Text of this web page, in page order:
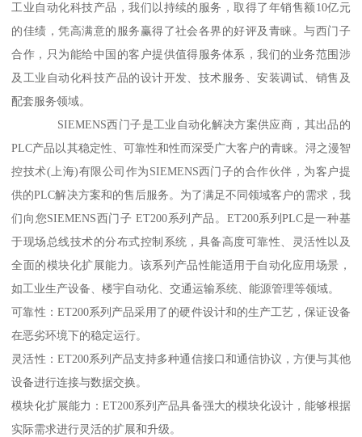
工业自动化科技产品，我们以持续的服务，取得了年销售额10亿元
的佳绩，凭高满意的服务赢得了社会各界的好评及青睐。与西门子
合作，只为能给中国的客户提供值得服务体系，我们的业务范围涉
及工业自动化科技产品的设计开发、技术服务、安装调试、销售及
配套服务领域。
SIEMENS西门子是工业自动化解决方案供应商，其出品的
PLC产品以其稳定性、可靠性和性而深受广大客户的青睐。浔之漫智
控技术(上海)有限公司作为SIEMENS西门子的合作伙伴，为客户提
供的PLC解决方案和的售后服务。为了满足不同领域客户的需求，我
们向您SIEMENS西门子 ET200系列产品。ET200系列PLC是一种基
于现场总线技术的分布式控制系统，具备高度可靠性、灵活性以及
全面的模块化扩展能力。该系列产品性能适用于自动化应用场景，
如工业生产设备、楼宇自动化、交通运输系统、能源管理等领域。
可靠性：ET200系列产品采用了的硬件设计和的生产工艺，保证设备
在恶劣环境下的稳定运行。
灵活性：ET200系列产品支持多种通信接口和通信协议，方便与其他
设备进行连接与数据交换。
模块化扩展能力：ET200系列产品具备强大的模块化设计，能够根据
实际需求进行灵活的扩展和升级。